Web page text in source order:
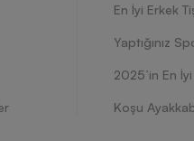
En İyi Erkek
Yaptığınız
2025’in En
Koşu